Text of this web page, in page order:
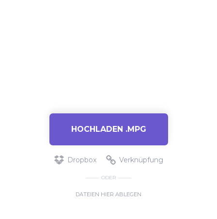
HOCHLADEN .MPG
Dropbox Verknüpfung
ODER
DATEIEN HIER ABLEGEN